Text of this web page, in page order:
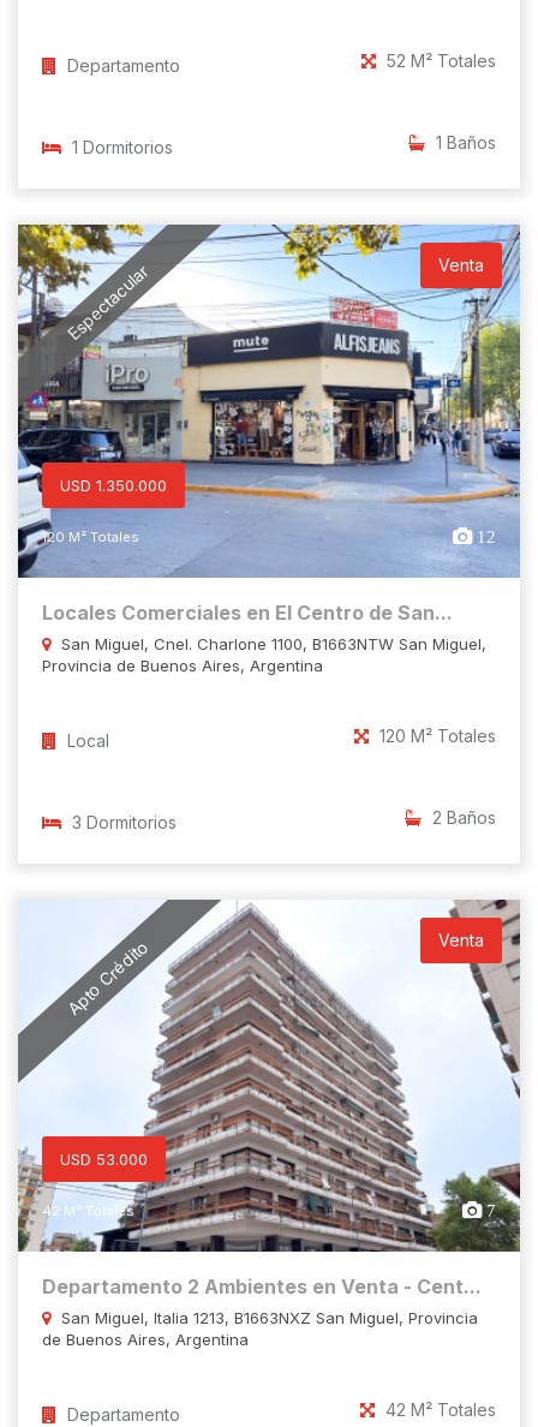
Departamento 52 M² Totales
1 Dormitorios 1 Baños
Espectacular Venta
USD 1.350.000
120 M² Totales 12
Locales Comerciales en El Centro de San...
San Miguel, Cnel. Charlone 1100, B1663NTW San Miguel,
Provincia de Buenos Aires, Argentina
Local 120 M² Totales
3 Dormitorios 2 Baños
Apto Crédito Venta
USD 53.000
42 M² Totales 7
Departamento 2 Ambientes en Venta - Cent...
San Miguel, Italia 1213, B1663NXZ San Miguel, Provincia
de Buenos Aires, Argentina
Departamento 42 M² Totales